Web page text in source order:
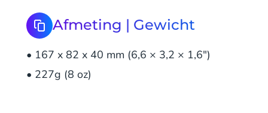
Afmeting | Gewicht
• 167 x 82 x 40 mm (6,6 × 3,2 × 1,6")
• 227g (8 oz)